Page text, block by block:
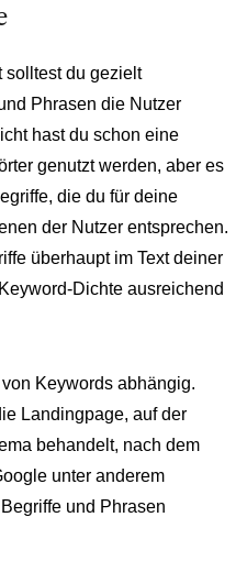
solltest du gezielt
Phrasen die Nutzer
hast du schon eine
genutzt werden, aber es
die du für deine
der Nutzer entsprechen.
überhaupt im Text deiner
Dichte ausreichend
Keywords abhängig.
Landingpage, auf der
behandelt, nach dem
unter anderem
und Phrasen